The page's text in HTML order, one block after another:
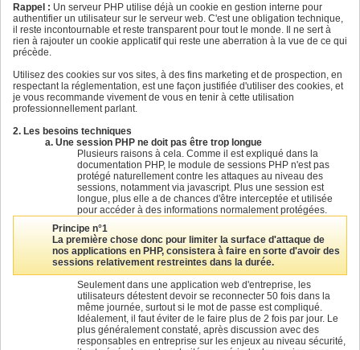
Rappel : Un serveur PHP utilise déjà un cookie en gestion interne pour
authentifier un utilisateur sur le serveur web. C'est une obligation technique,
il reste incontournable et reste transparent pour tout le monde. Il ne sert à
rien à rajouter un cookie applicatif qui reste une aberration à la vue de ce qui
précède.
Utilisez des cookies sur vos sites, à des fins marketing et de prospection, en
respectant la réglementation, est une façon justifiée d'utiliser des cookies, et
je vous recommande vivement de vous en tenir à cette utilisation
professionnellement parlant.
2. Les besoins techniques
a. Une session PHP ne doit pas être trop longue
Plusieurs raisons à cela. Comme il est expliqué dans la
documentation PHP, le module de sessions PHP n'est pas
protégé naturellement contre les attaques au niveau des
sessions, notamment via javascript. Plus une session est
longue, plus elle a de chances d'être interceptée et utilisée
pour accéder à des informations normalement protégées.
Principe n°1
La première chose donc pour limiter la surface d'attaque de
nos applications en PHP, consistera à faire en sorte d'avoir des
sessions relativement restreintes dans la durée.
Seulement dans une application web d'entreprise, les
utilisateurs détestent devoir se reconnecter 50 fois dans la
même journée, surtout si le mot de passe est compliqué.
Idéalement, il faut éviter de le faire plus de 2 fois par jour. Le
plus généralement constaté, après discussion avec des
responsables en entreprise sur les enjeux au niveau sécurité,